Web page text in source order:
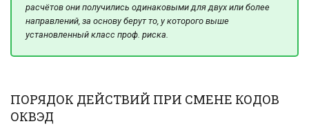
расчётов они получились одинаковыми для двух или более
направлений, за основу берут то, у которого выше
установленный класс проф. риска.
ПОРЯДОК ДЕЙСТВИЙ ПРИ СМЕНЕ КОДОВ
ОКВЭД